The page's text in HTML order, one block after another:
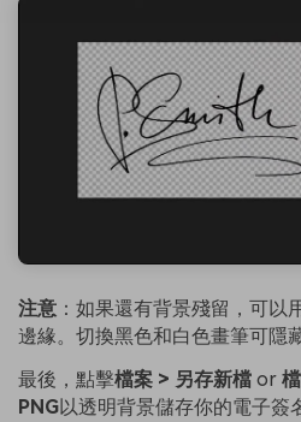
注意 ：如果還有背景殘留，可以
邊緣。切換黑色和白色畫筆可隱
最後，點擊檔案 > 另存新檔 or
PNG以透明背景儲存你的電子簽